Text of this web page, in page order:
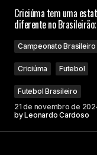
Campos
Comment*
Your Name
Criciúma tem uma
diferente no
Campeonato Brasileiro
Criciúma Futebol
Futebol Brasileiro
21 de novembro de
byLeonardo Cardoso